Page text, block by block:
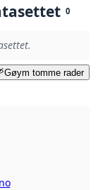
0
Gøym tomme rader